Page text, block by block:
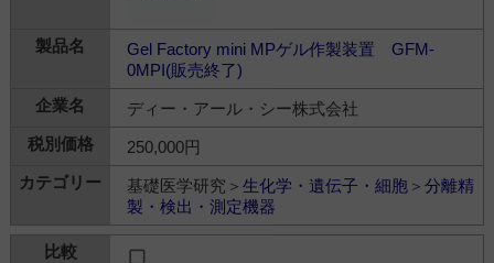
Gel Factory mini MPゲル作製装置 GFM-
0MPI(販売終了)
ディー・アール・シー株式会社
250,000円
基礎医学研究＞ 生化学・遺伝子・細胞＞ 分離精
製・検出・測定機器